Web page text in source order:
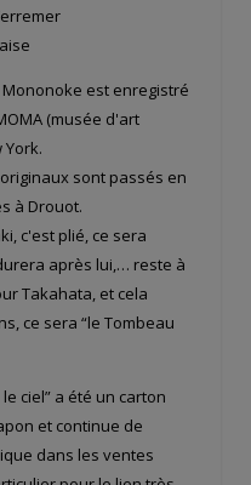
est enregistré
(musée d'art
sont passés en
à Drouot.
c'est plié, ce sera
après lui,… reste à
Takahata, et cela
ce sera “le Tombeau
ciel” a été un carton
et continue de
dans les ventes